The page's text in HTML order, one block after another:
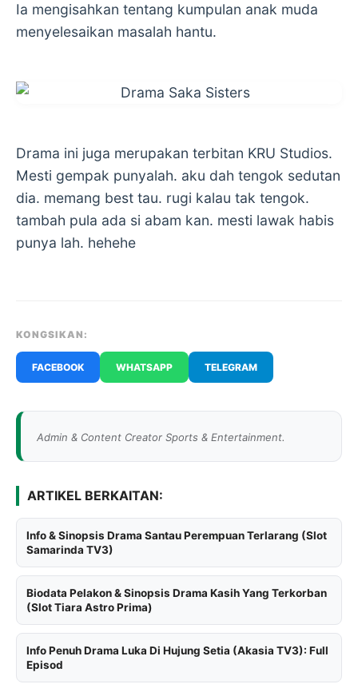
Ia mengisahkan tentang kumpulan anak muda
menyelesaikan masalah hantu.
Drama ini juga merupakan terbitan KRU Studios.
Mesti gempak punyalah. aku dah tengok sedutan
dia. memang best tau. rugi kalau tak tengok.
tambah pula ada si abam kan. mesti lawak habis
punya lah. hehehe
KONGSIKAN:
FACEBOOK WHATSAPP TELEGRAM
Admin & Content Creator Sports & Entertainment.
ARTIKEL BERKAITAN:
Info & Sinopsis Drama Santau Perempuan Terlarang (Slot
Samarinda TV3)
Biodata Pelakon & Sinopsis Drama Kasih Yang Terkorban
(Slot Tiara Astro Prima)
Info Penuh Drama Luka Di Hujung Setia (Akasia TV3): Full
Episod